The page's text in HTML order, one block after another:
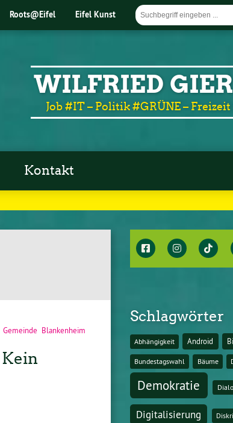
Roots@Eifel Eifel Kunst
WILFRIED
Job #IT – Politik #GRÜNE –
Kontakt
,Gemeinde Blankenheim
Schlagwörter
Abhängigkeit Android
Bundestagswahl Bäume
Demokratie
Digitalisierung